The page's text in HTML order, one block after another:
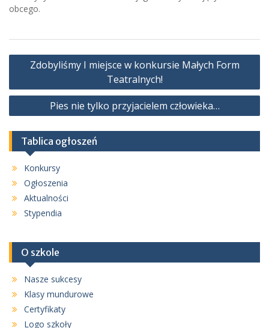
obcego.
Nawigacja
Zdobyliśmy I miejsce w konkursie Małych Form
Teatralnych!
Pies nie tylko przyjacielem człowieka…
Tablica ogłoszeń
Konkursy
Ogłoszenia
Aktualności
Stypendia
O szkole
Nasze sukcesy
Klasy mundurowe
Certyfikaty
Logo szkoły